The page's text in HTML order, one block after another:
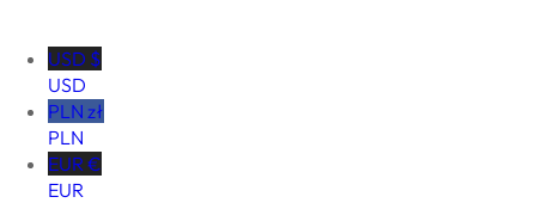
USD $
USD
PLN zł
PLN
EUR €
EUR